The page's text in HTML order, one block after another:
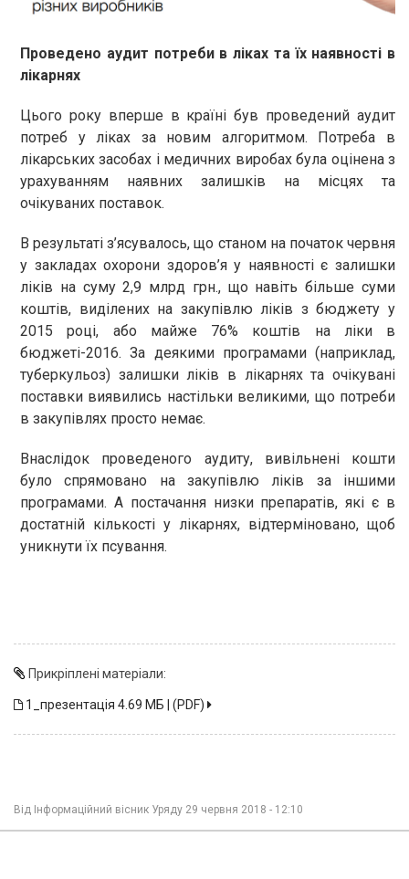
Проведено аудит потреби в ліках та їх наявності в
лікарнях
Цього року вперше в країні був проведений аудит
потреб у ліках за новим алгоритмом. Потреба в
лікарських засобах і медичних виробах була оцінена з
урахуванням наявних залишків на місцях та
очікуваних поставок.
В результаті з’ясувалось, що станом на початок червня
у закладах охорони здоров’я у наявності є залишки
ліків на суму 2,9 млрд грн., що навіть більше суми
коштів, виділених на закупівлю ліків з бюджету у
2015 році, або майже 76% коштів на ліки в
бюджеті-2016. За деякими програмами (наприклад,
туберкульоз) залишки ліків в лікарнях та очікувані
поставки виявились настільки великими, що потреби
в закупівлях просто немає.
Внаслідок проведеного аудиту, вивільнені кошти
було спрямовано на закупівлю ліків за іншими
програмами. А постачання низки препаратів, які є в
достатній кількості у лікарнях, відтерміновано, щоб
уникнути їх псування.
Прикріплені матеріали:
1_презентація 4.69 МБ | (PDF)
Від Інформаційний вісник Уряду 29 червня 2018 - 12:10